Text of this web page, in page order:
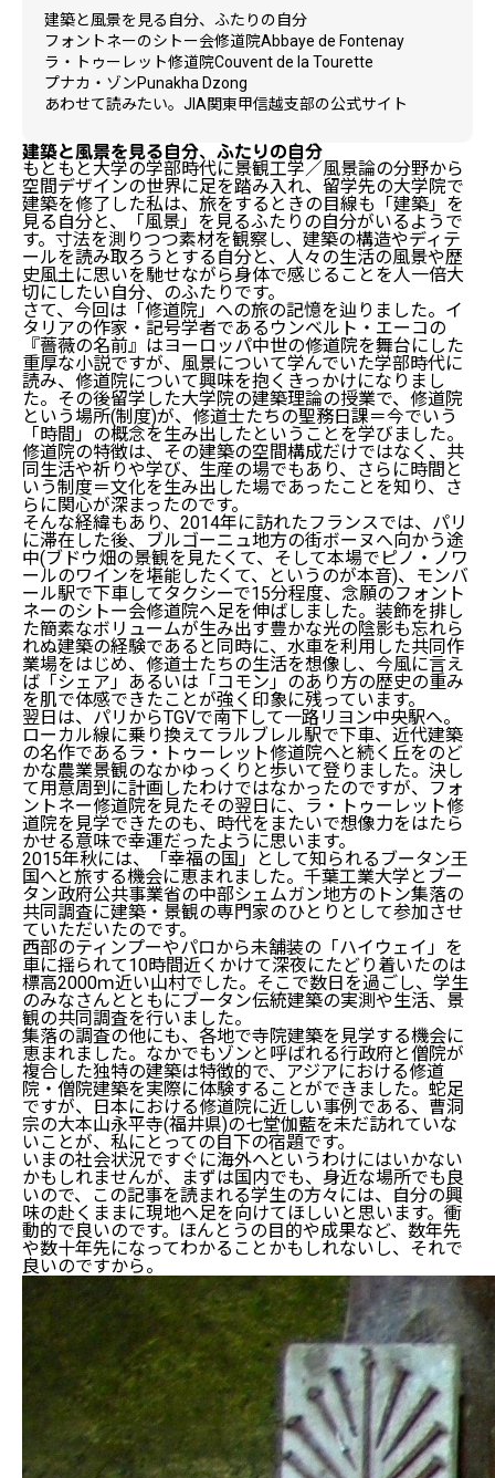
建築と風景を見る自分、ふたりの自分
フォントネーのシトー会修道院Abbaye de Fontenay
ラ・トゥーレット修道院Couvent de la Tourette
プナカ・ゾンPunakha Dzong
あわせて読みたい。JIA関東甲信越支部の公式サイト
建築と風景を見る自分、ふたりの自分
もともと大学の学部時代に景観工学／風景論の分野から
空間デザインの世界に足を踏み入れ、留学先の大学院で
建築を修了した私は、旅をするときの目線も「建築」を
見る自分と、「風景」を見るふたりの自分がいるようで
す。寸法を測りつつ素材を観察し、建築の構造やディテ
ールを読み取ろうとする自分と、人々の生活の風景や歴
史風土に思いを馳せながら身体で感じることを人一倍大
切にしたい自分、のふたりです。
さて、今回は「修道院」への旅の記憶を辿りました。イ
タリアの作家・記号学者であるウンベルト・エーコの
『薔薇の名前』はヨーロッパ中世の修道院を舞台にした
重厚な小説ですが、風景について学んでいた学部時代に
読み、修道院について興味を抱くきっかけになりまし
た。その後留学した大学院の建築理論の授業で、修道院
という場所(制度)が、修道士たちの聖務日課＝今でいう
「時間」の概念を生み出したということを学びました。
修道院の特徴は、その建築の空間構成だけではなく、共
同生活や祈りや学び、生産の場でもあり、さらに時間と
いう制度＝文化を生み出した場であったことを知り、さ
らに関心が深まったのです。
そんな経緯もあり、2014年に訪れたフランスでは、パリ
に滞在した後、ブルゴーニュ地方の街ボーヌへ向かう途
中(ブドウ畑の景観を見たくて、そして本場でピノ・ノワ
ールのワインを堪能したくて、というのが本音)、モンバ
ール駅で下車してタクシーで15分程度、念願のフォント
ネーのシトー会修道院へ足を伸ばしました。装飾を排し
た簡素なボリュームが生み出す豊かな光の陰影も忘れら
れぬ建築の経験であると同時に、水車を利用した共同作
業場をはじめ、修道士たちの生活を想像し、今風に言え
ば「シェア」あるいは「コモン」のあり方の歴史の重み
を肌で体感できたことが強く印象に残っています。
翌日は、パリからTGVで南下して一路リヨン中央駅へ。
ローカル線に乗り換えてラルブレル駅で下車、近代建築
の名作であるラ・トゥーレット修道院へと続く丘をのど
かな農業景観のなかゆっくりと歩いて登りました。決し
て用意周到に計画したわけではなかったのですが、フォ
ントネー修道院を見たその翌日に、ラ・トゥーレット修
道院を見学できたのも、時代をまたいで想像力をはたら
かせる意味で幸運だったように思います。
2015年秋には、「幸福の国」として知られるブータン王
国へと旅する機会に恵まれました。千葉工業大学とブー
タン政府公共事業省の中部シェムガン地方のトン集落の
共同調査に建築・景観の専門家のひとりとして参加させ
ていただいたのです。
西部のティンプーやパロから未舗装の「ハイウェイ」を
車に揺られて10時間近くかけて深夜にたどり着いたのは
標高2000ｍ近い山村でした。そこで数日を過ごし、学生
のみなさんとともにブータン伝統建築の実測や生活、景
観の共同調査を行いました。
集落の調査の他にも、各地で寺院建築を見学する機会に
恵まれました。なかでもゾンと呼ばれる行政府と僧院が
複合した独特の建築は特徴的で、アジアにおける修道
院・僧院建築を実際に体験することができました。蛇足
ですが、日本における修道院に近しい事例である、曹洞
宗の大本山永平寺(福井県)の七堂伽藍を未だ訪れていな
いことが、私にとっての目下の宿題です。
いまの社会状況ですぐに海外へというわけにはいかない
かもしれませんが、まずは国内でも、身近な場所でも良
いので、この記事を読まれる学生の方々には、自分の興
味の赴くままに現地へ足を向けてほしいと思います。衝
動的で良いのです。ほんとうの目的や成果など、数年先
や数十年先になってわかることかもしれないし、それで
良いのですから。